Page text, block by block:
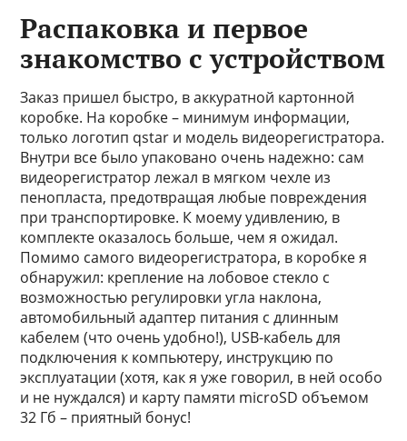
Распаковка и первое
знакомство с устройством
Заказ пришел быстро, в аккуратной картонной
коробке. На коробке – минимум информации,
только логотип qstar и модель видеорегистратора.
Внутри все было упаковано очень надежно: сам
видеорегистратор лежал в мягком чехле из
пенопласта, предотвращая любые повреждения
при транспортировке. К моему удивлению, в
комплекте оказалось больше, чем я ожидал.
Помимо самого видеорегистратора, в коробке я
обнаружил: крепление на лобовое стекло с
возможностью регулировки угла наклона,
автомобильный адаптер питания с длинным
кабелем (что очень удобно!), USB-кабель для
подключения к компьютеру, инструкцию по
эксплуатации (хотя, как я уже говорил, в ней особо
и не нуждался) и карту памяти microSD объемом
32 Гб – приятный бонус!